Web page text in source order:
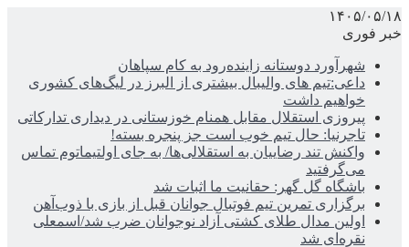
۱۴۰۵/۰۵/۱۸
خبر فوری
شهرآورد دوستانه زاینده‌رود به کام سپاهان
داعی:تیم های والیبال بیشتری از البرز در لیگ‌های کشوری
خواهیم داشت
پیروزی استقلال مقابل همنام خوزستانی در دیداری تدارکاتی
تاجرنیا: حال تیم خوب است جز پنجره بسته!
واکنش تند رضاییان به استقلالی‌ها/ به جای اولتیماتوم تماس
می‌گرفتید
باشگاه گل گهر: حقانیت ما اثبات شد
برگزاری تمرین تیم فوتبال جوانان قبل از بازی با ذوب‌آهن
اولین مدال طلای کشتی آزاد نوجوانان ضرب شد/اسمعلی
نقره‌ای شد